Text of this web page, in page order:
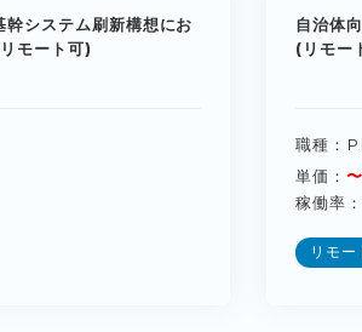
システム刷新構想にお
モート可)
自治体
(リモー
職種
単価
〜
稼働率
リモー